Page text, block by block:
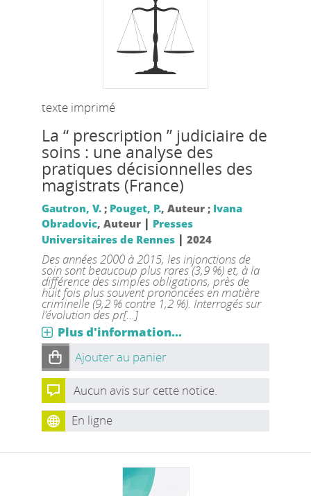
texte imprimé
La “ prescription ” judiciaire de
soins : une analyse des
pratiques décisionnelles des
magistrats (France)
Gautron, V.; Pouget, P., Auteur ; Ivana
Obradovic, Auteur | Presses
Universitaires de Rennes| 2024
Des années 2000 à 2015, les injonctions de
soin sont beaucoup plus rares (3,9 %) et, à la
différence des simples obligations, près de
huit fois plus souvent prononcées en matière
criminelle (9,2 % contre 1,2 %). Interrogés sur
l’évolution des pr[...]
Plus d'information...
Ajouter au panier
Aucun avis sur cette notice.
En ligne